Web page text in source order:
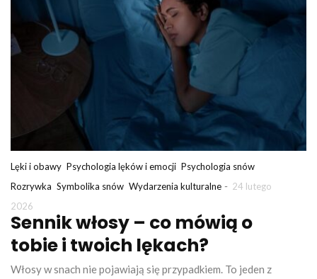
Lęki i obawy Psychologia lęków i emocji Psychologia snów
Rozrywka Symbolika snów Wydarzenia kulturalne - 24 lutego
2026
Sennik włosy – co mówią o
tobie i twoich lękach?
Włosy w snach nie pojawiają się przypadkiem. To jeden z